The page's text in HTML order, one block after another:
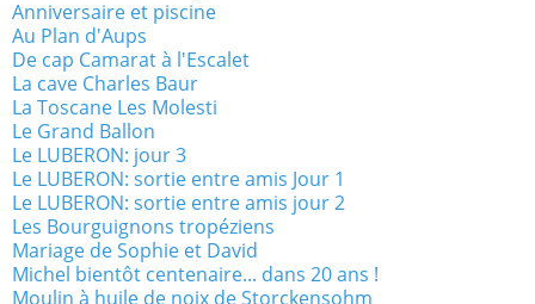
Anniversaire et piscine
Au Plan d'Aups
De cap Camarat à l'Escalet
La cave Charles Baur
La Toscane Les Molesti
Le Grand Ballon
Le LUBERON: jour 3
Le LUBERON: sortie entre amis Jour 1
Le LUBERON: sortie entre amis jour 2
Les Bourguignons tropéziens
Mariage de Sophie et David
Michel bientôt centenaire... dans 20 ans !
Moulin à huile de noix de Storckensohm